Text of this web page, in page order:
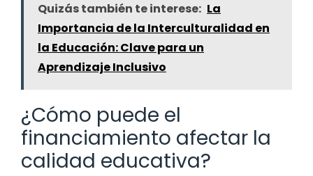
Quizás también te interese: La
Importancia de la Interculturalidad en
la Educación: Clave para un
Aprendizaje Inclusivo
¿Cómo puede el
financiamiento afectar la
calidad educativa?